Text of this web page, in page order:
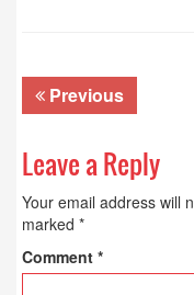
Previous
Leave a Reply
Your email address will
marked *
Comment *